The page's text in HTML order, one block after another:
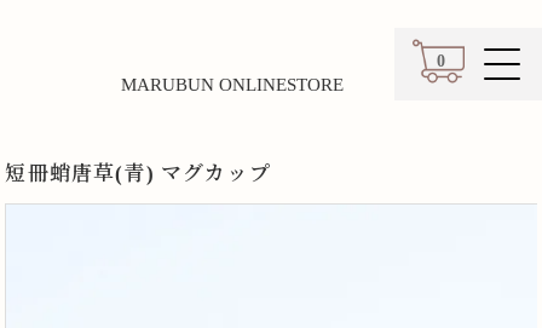
0
カート
MARUBUN ONLINESTORE
短冊蛸唐草(青) マグカップ